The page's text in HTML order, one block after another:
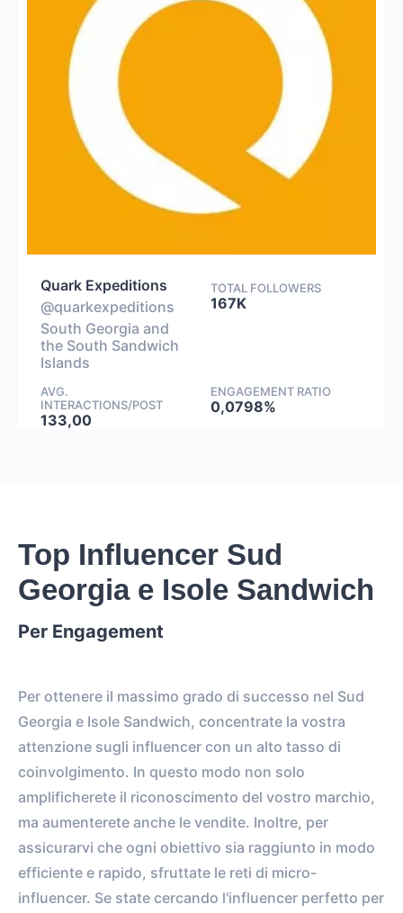
Quark Expeditions
@quarkexpeditions
South Georgia and
the South Sandwich
Islands
TOTAL FOLLOWERS
167K
AVG.
INTERACTIONS/POST
133,00
ENGAGEMENT RATIO
0,0798%
Top Influencer Sud
Georgia e Isole Sandwich
Per Engagement
Per ottenere il massimo grado di successo nel Sud
Georgia e Isole Sandwich, concentrate la vostra
attenzione sugli influencer con un alto tasso di
coinvolgimento. In questo modo non solo
amplificherete il riconoscimento del vostro marchio,
ma aumenterete anche le vendite. Inoltre, per
assicurarvi che ogni obiettivo sia raggiunto in modo
efficiente e rapido, sfruttate le reti di micro-
influencer. Se state cercando l'influencer perfetto per